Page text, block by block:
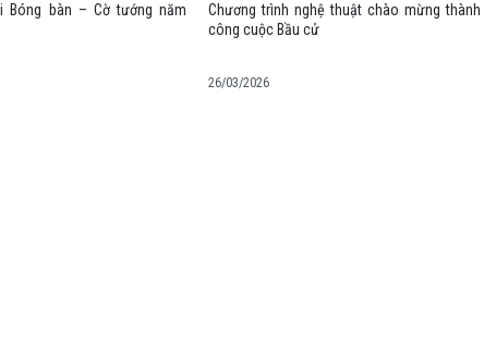
Bóng bàn – Cờ tướng năm
Chương trình nghệ thuật chào mừng thành
công cuộc Bầu cử
26/03/2026